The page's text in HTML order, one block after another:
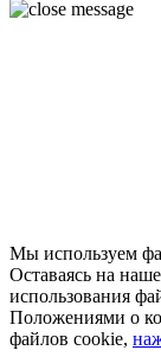
Мы используем
Оставаясь на
использования
Положениями о
файлов cookie,